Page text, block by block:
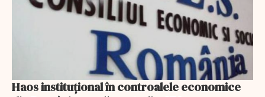
Haos instituțional în controalele economice